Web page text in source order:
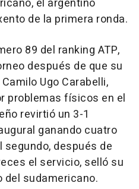
el argentino
de la primera ronda.
89 del ranking ATP,
después de que su
Ugo Carabelli,
problemas físicos en el
revirtió un 3-1
ganando cuatro
segundo, después de
el servicio, selló su
del sudamericano.